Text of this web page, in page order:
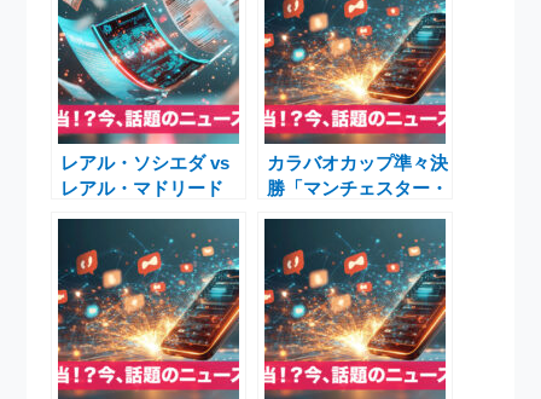
レアル・ソシエダ vs
レアル・マドリード
2025年9月13日｜注目
のラ・リーガ大一番を
現地から徹底解説
カラバオカップ準々決
勝「マンチェスター・
シティ対ブレントフォ
ード」放送・配信ガイ
ドと試合の見どころ